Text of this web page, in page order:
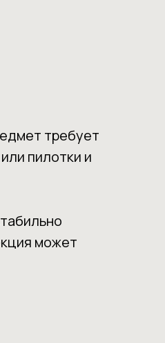
требует
пилотки и
может